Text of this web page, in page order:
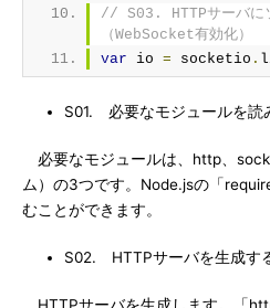
// S03. HTTPサーバに
（WebSocket有効化）
var io = socketio .
S01. 必要なモジュールを読
必要なモジュールは、http、
ム）の3つです。Node.jsの「
むことができます。
S02. HTTPサーバを生成す